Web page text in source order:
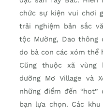
chức sự kiện vui chơi
trải nghiệm bản sắc
tộc Mường, Dao thông
do bà con các xóm thể
Cũng thuộc xã vùng
dưỡng Mơ Village và
những điểm đến
bạn lựa chọn. Các